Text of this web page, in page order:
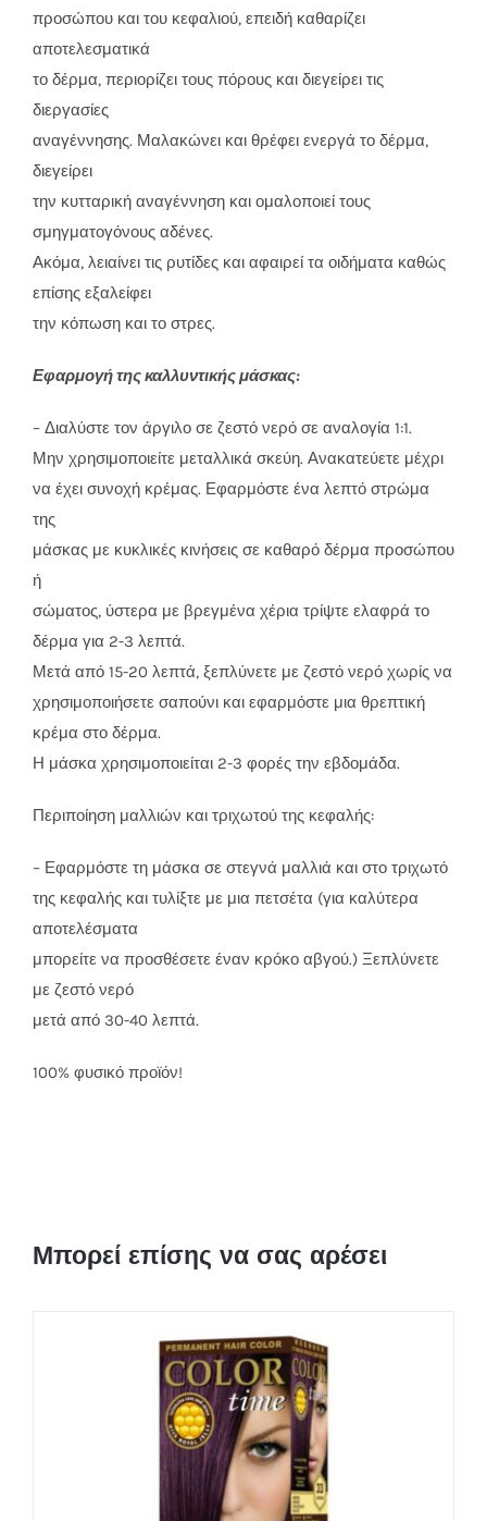
προσώπου και του κεφαλιού, επειδή καθαρίζει
αποτελεσματικά
το δέρμα, περιορίζει τους πόρους και διεγείρει τις
διεργασίες
αναγέννησης. Μαλακώνει και θρέφει ενεργά το δέρμα,
διεγείρει
την κυτταρική αναγέννηση και ομαλοποιεί τους
σμηγματογόνους αδένες.
Ακόμα, λειαίνει τις ρυτίδες και αφαιρεί τα οιδήματα καθώς
επίσης εξαλείφει
την κόπωση και το στρες.
Εφαρμογή της καλλυντικής μάσκας:
– Διαλύστε τον άργιλο σε ζεστό νερό σε αναλογία 1:1.
Μην χρησιμοποιείτε μεταλλικά σκεύη. Ανακατεύετε μέχρι
να έχει συνοχή κρέμας. Εφαρμόστε ένα λεπτό στρώμα
της
μάσκας με κυκλικές κινήσεις σε καθαρό δέρμα προσώπου
ή
σώματος, ύστερα με βρεγμένα χέρια τρίψτε ελαφρά το
δέρμα για 2-3 λεπτά.
Μετά από 15-20 λεπτά, ξεπλύνετε με ζεστό νερό χωρίς να
χρησιμοποιήσετε σαπούνι και εφαρμόστε μια θρεπτική
κρέμα στο δέρμα.
Η μάσκα χρησιμοποιείται 2-3 φορές την εβδομάδα.
Περιποίηση μαλλιών και τριχωτού της κεφαλής:
– Εφαρμόστε τη μάσκα σε στεγνά μαλλιά και στο τριχωτό
της κεφαλής και τυλίξτε με μια πετσέτα (για καλύτερα
αποτελέσματα
μπορείτε να προσθέσετε έναν κρόκο αβγού.) Ξεπλύνετε
με ζεστό νερό
μετά από 30-40 λεπτά.
100% φυσικό προϊόν!
Μπορεί επίσης να σας αρέσει